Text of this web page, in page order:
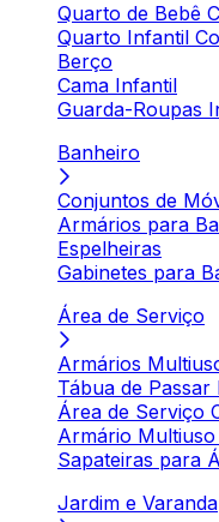
Quarto de Bebê
Quarto Infantil
Berço
Cama Infantil
Guarda-Roupas
Banheiro
Conjuntos de
Armários para
Espelheiras
Gabinetes para
Área de Serviço
Armários
Tábua de Passar
Área de Serviço
Armário
Sapateiras para
Jardim e Varanda